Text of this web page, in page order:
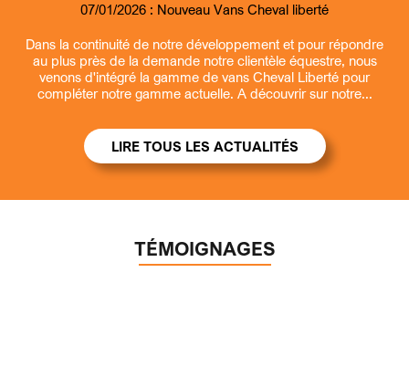
07/01/2026 : Nouveau Vans Cheval liberté
Dans la continuité de notre développement et pour répondre
au plus près de la demande notre clientèle équestre, nous
venons d'intégré la gamme de vans Cheval Liberté pour
compléter notre gamme actuelle. A découvrir sur notre...
07/01/2026 : Nouveau Remorque fourgon et benne Debon
13/03/2026 : Ouverture la samedi matin
09/07/2026 : Entretien et revisions remorques
LIRE TOUS LES ACTUALITÉS
TÉMOIGNAGES